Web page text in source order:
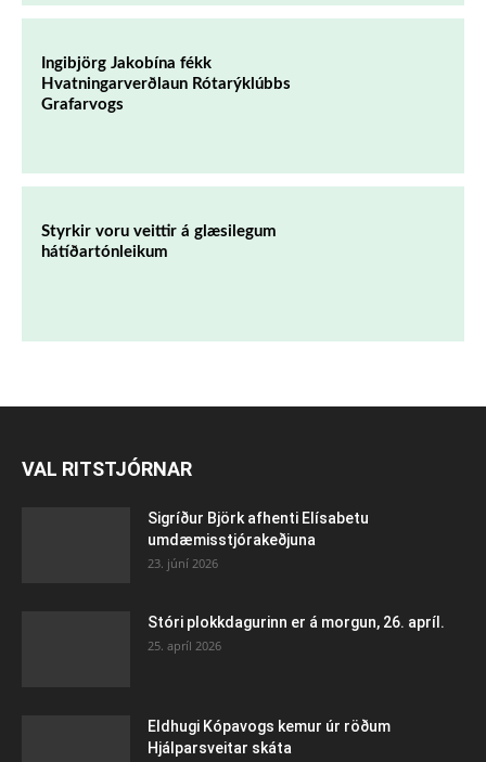
Ingibjörg Jakobína fékk
Hvatningarverðlaun Rótarýklúbbs
Grafarvogs
Styrkir voru veittir á glæsilegum
hátíðartónleikum
VAL RITSTJÓRNAR
Sigríður Björk afhenti Elísabetu
umdæmisstjórakeðjuna
23. júní 2026
Stóri plokkdagurinn er á morgun, 26. apríl.
25. apríl 2026
Eldhugi Kópavogs kemur úr röðum
Hjálparsveitar skáta